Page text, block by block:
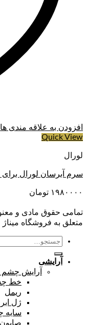
افزودن به علاقه مندی ها
Quick View
لورال
سرم آبرسان لورال برای
۱۹۸۰۰۰۰ تومان
تمامی حقوق مادی و
متعلق به فروشگاه
جستجو
برای:
آرایشی
آرایش چشم
خط
ریمل
ژل
سایه
صابون